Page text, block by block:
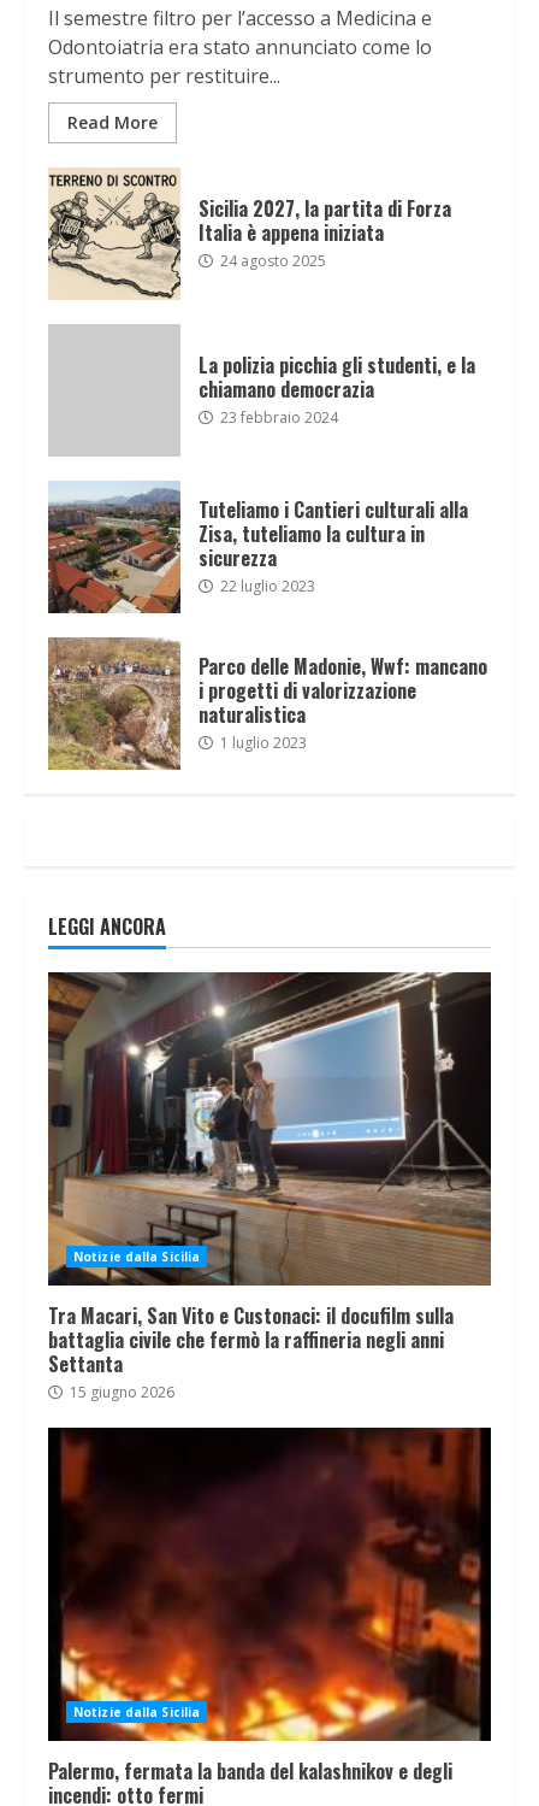
Il semestre filtro per l’accesso a Medicina e
Odontoiatria era stato annunciato come lo
strumento per restituire...
Read More
Sicilia 2027, la partita di Forza
Italia è appena iniziata
24 agosto 2025
La polizia picchia gli studenti, e la
chiamano democrazia
23 febbraio 2024
Tuteliamo i Cantieri culturali alla
Zisa, tuteliamo la cultura in
sicurezza
22 luglio 2023
Parco delle Madonie, Wwf: mancano
i progetti di valorizzazione
naturalistica
1 luglio 2023
LEGGI ANCORA
Notizie dalla Sicilia
Tra Macari, San Vito e Custonaci: il docufilm sulla
battaglia civile che fermò la raffineria negli anni
Settanta
15 giugno 2026
Notizie dalla Sicilia
Palermo, fermata la banda del kalashnikov e degli
incendi: otto fermi